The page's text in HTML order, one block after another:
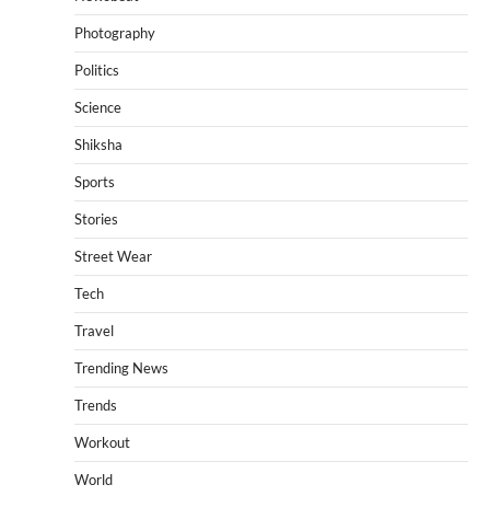
Photography
Politics
Science
Shiksha
Sports
Stories
Street Wear
Tech
Travel
Trending News
Trends
Workout
World